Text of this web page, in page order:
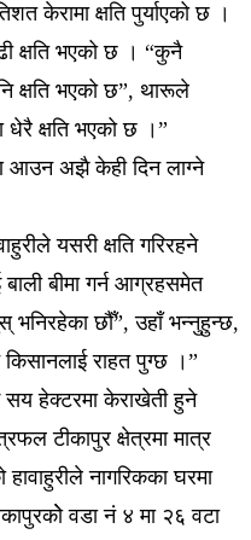
केरामा क्षति पुर्याएको छ ।
क्षति भएको छ । “कुनै
क्षति भएको छ”, थारूले
धेरै क्षति भएको छ ।”
आउन अझै केही दिन लाग्ने
यसरी क्षति गरिरहने
बीमा गर्न आग्रहसमेत
भनिरहेका छौँ”, उहाँ भन्नुहुन्छ,
किसानलाई राहत पुग्छ ।”
सय हेक्टरमा केराखेती हुने
टीकापुर क्षेत्रमा मात्र
नागरिकका घरमा
वडा नं ४ मा २६ वटा